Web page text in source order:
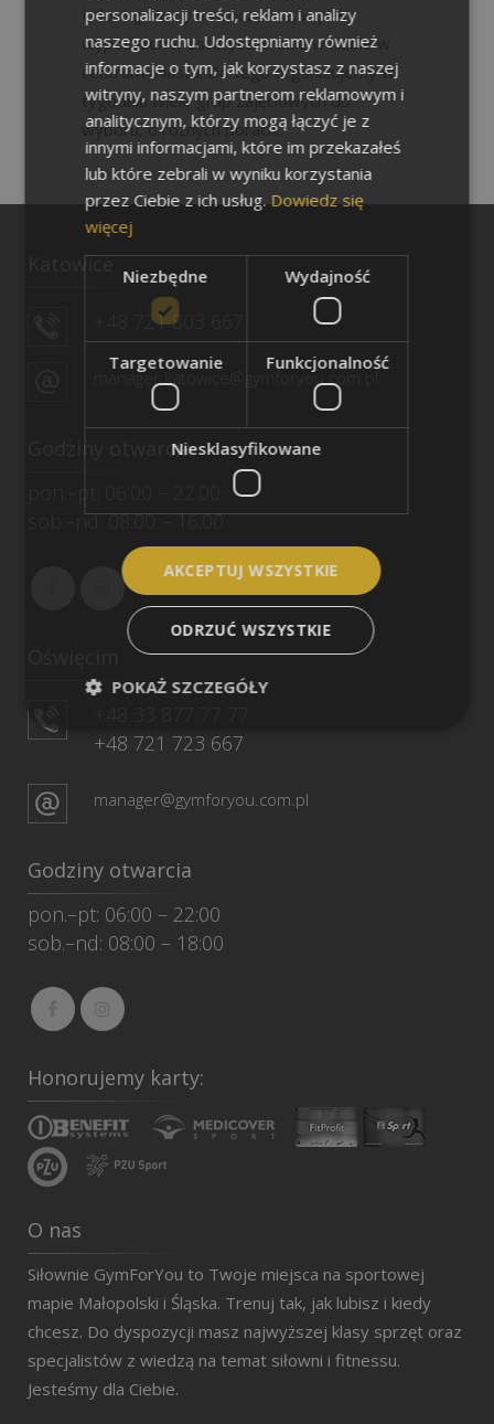
Udostępniamy nowoczesne, w pełni
wyposażone, estetyczne sale w klubie w
centrum miasta. Do tego organizujemy w
tygodniu wiele grup zajęciowych do
wyboru, o różnych porach.
Katowice
+48 721 803 667
manager.katowice@gymforyou.com.pl
Godziny otwarcia
sob.–nd: 08:00 – 16:00
+48 721 723 667
manager@gymforyou.com.pl
Godziny otwarcia
pon.–pt: 06:00 – 22:00
sob.–nd: 08:00 – 18:00
Honorujemy karty:
O nas
Siłownie GymForYou to Twoje miejsca na sportowej
mapie Małopolski i Śląska. Trenuj tak, jak lubisz i kiedy
chcesz. Do dyspozycji masz najwyższej klasy sprzęt oraz
specjalistów z wiedzą na temat siłowni i fitnessu.
Jesteśmy dla Ciebie.
personalizacji treści, reklam i analizy
naszego ruchu. Udostępniamy również
informacje o tym, jak korzystasz z naszej
witryny, naszym partnerom reklamowym i
analitycznym, którzy mogą łączyć je z
innymi informacjami, które im przekazałeś
lub które zebrali w wyniku korzystania
przez Ciebie z ich usług. Dowiedz się
więcej
Niezbędne Wydajność
Targetowanie Funkcjonalność
Niesklasyfikowane
AKCEPTUJ WSZYSTKIE
ODRZUĆ WSZYSTKIE
POKAŻ SZCZEGÓŁY